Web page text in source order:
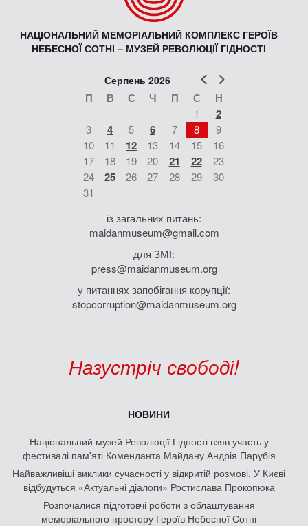
НАЦІОНАЛЬНИЙ МЕМОРІАЛЬНИЙ КОМПЛЕКС ГЕРОЇВ
НЕБЕСНОЇ СОТНІ – МУЗЕЙ РЕВОЛЮЦІЇ ГІДНОСТІ
Попер
Серпень 2026
П В С Ч П С Н
1 2
3 4 5 6 7 8
9
10
11 12 13 14 15
16
17
18 19 20 21 22
23
24
25 26 27 28 29
30
31
із загальних питань:
maidanmuseum@gmail.com
для ЗМІ:
press@maidanmuseum.org
у питаннях запобігання корупції:
stopcorruption@maidanmuseum.org
Назустріч свободі!
НОВИНИ
Національний музей Революції Гідності взяв участь у
фестивалі пам'яті Коменданта Майдану Андрія Парубія
Найважливіші виклики сучасності у відкритій розмові. У Києві
відбудуться «Актуальні діалоги» Ростислава Прокопюка
Розпочалися підготовчі роботи з облаштування
меморіального простору Героїв Небесної Сотні